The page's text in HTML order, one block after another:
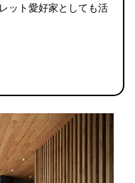
ット愛好家としても活